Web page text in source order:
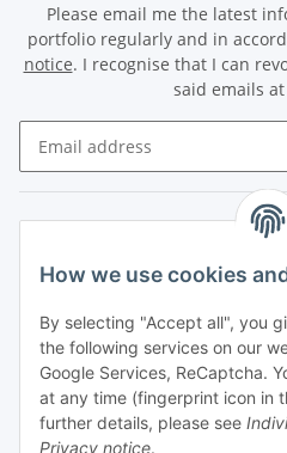
Please email me the latest
portfolio regularly and in
notice. I recognise that I can
said emails
Payments
How we use cookies
By selecting "Accept all", you
the following services on our
Google Services, ReCaptcha.
at any time (fingerprint icon in
further details, please see
Privacy notice.